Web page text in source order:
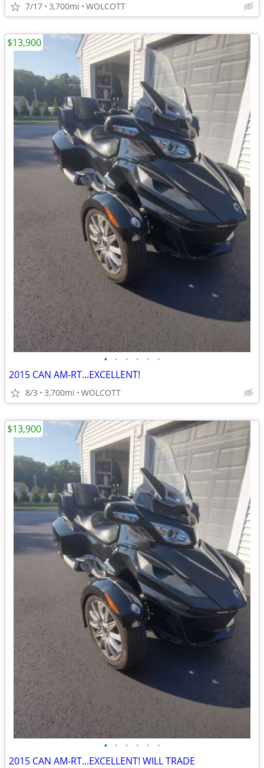
7/17 3,700mi WOLCOTT
• • • • • •
2015 CAN AM-RT...EXCELLENT!
8/3 3,700mi WOLCOTT
$13,900
• • • • • •
2015 CAN AM-RT...EXCELLENT! WILL TRADE
$13,900